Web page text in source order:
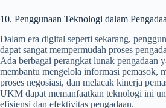
10. Penggunaan Teknologi dalam
Dalam era digital seperti sekarang,
dapat sangat mempermudah proses
Ada berbagai perangkat lunak pengadaan
membantu mengelola informasi pemasok,
proses negosiasi, dan melacak kinerja
UKM dapat memanfaatkan teknologi ini
efisiensi dan efektivitas pengadaan.